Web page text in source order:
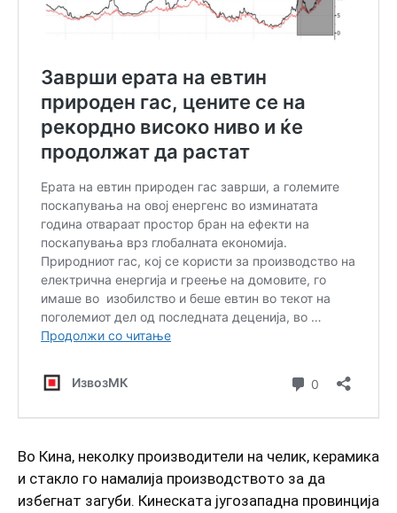
Во Кина, неколку производители на челик, керамика
и стакло го намалија производството за да
избегнат загуби. Кинеската југозападна провинција